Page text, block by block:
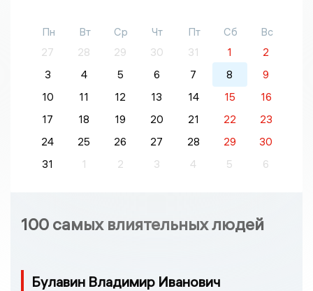
Пн Вт Ср Чт Пт Сб
Вс
27
28 29 30 31 1
2
3
4 5 6 7 8
9
10
11 12 13 14 15
16
17
18 19 20 21 22
23
24
25 26 27 28 29
30
31
1 2 3 4 5 6
100 самых влиятельных людей
Булавин Владимир Иванович